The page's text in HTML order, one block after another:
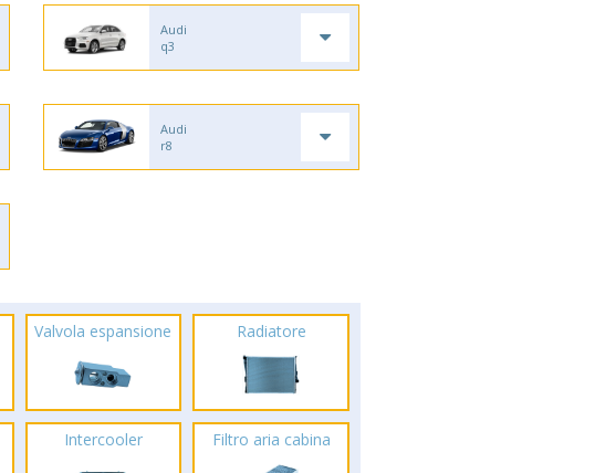
Audi
q3
Audi
r8
Valvola espansione Radiatore
Intercooler Filtro aria cabina